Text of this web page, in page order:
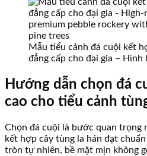
Mẫu tiểu cảnh đá cuội kết
đẳng cấp cho đại gia – Hình
Hướng dẫn chọn đá
cao cho tiểu cảnh
Chọn đá cuội là bước quan trọng
kết hợp cây tùng la hán đạt
tròn tự nhiên, bề mặt mịn không